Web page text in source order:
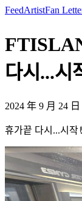
FeedArtistFan
다시...시
2024 年 9 月 24 日
휴가끝 다시...시작